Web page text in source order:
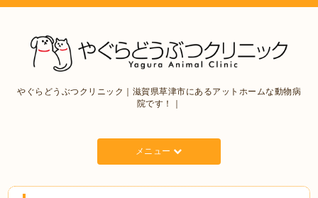
やぐらどうぶつクリニック｜滋賀県草津市にあるアットホームな動物病
院です！｜
メニュー